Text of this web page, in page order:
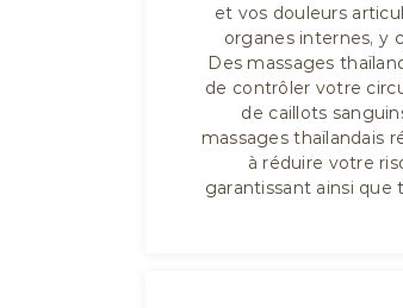
et vos douleurs
organes internes, y
Des massages
de contrôler votre
de caillots
massages thaïlandais
à réduire votre
garantissant ainsi